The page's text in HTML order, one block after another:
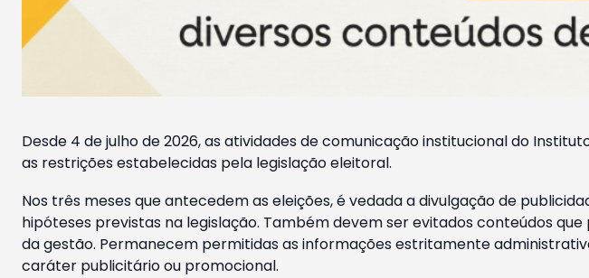
Desde 4 de julho de 2026, as atividades de comunicação institucional do
as restrições estabelecidas pela legislação eleitoral.
Nos três meses que antecedem as eleições, é vedada a divulgação de
hipóteses previstas na legislação. Também devem ser evitados conteúdos
da gestão. Permanecem permitidas as informações estritamente
caráter publicitário ou promocional.